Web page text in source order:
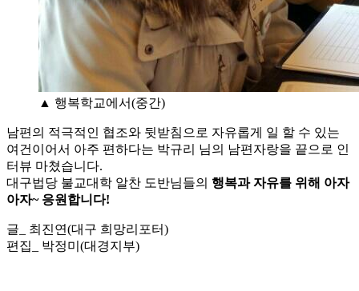
▲ 행복학교에서(중간)
남편의 적극적인 협조와 뒷받침으로 자유롭게 일 할 수 있는
여건이어서 아주 편하다는 박규리 님의 남편자랑을 끝으로 인
터뷰 마쳤습니다.
대구법당 불교대학 알찬 도반님들의 행복과 자유를 위해 아자
아자~ 응원합니다!
글_ 최진연(대구 희망리포터)
편집_ 박정미(대경지부)